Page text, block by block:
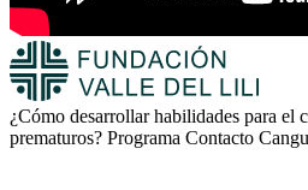
¿Cómo desarrollar habilidades para el
prematuros? Programa Contacto